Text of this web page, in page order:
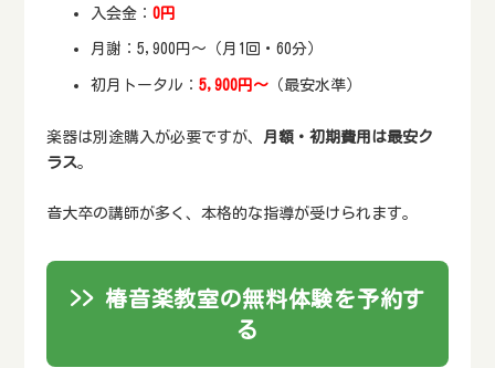
入会金：0円
月謝：5,900円～（月1回・60分）
初月トータル：5,900円～ （最安水準）
楽器は別途購入が必要ですが、
月額・初期費用は最安ク
ラス。
音大卒の講師が多く、本格的な指導が受けられます。
>> 椿音楽教室の無料体験を予約す
る